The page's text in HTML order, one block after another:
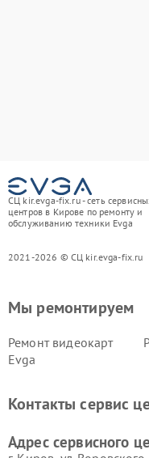
СЦ kir.evga-fix.ru - сеть
центров в Кирове по ремонту и
обслуживанию техники Evga
2021-2026 © СЦ kir.evga-fix.ru
Мы ремонтируем
Ремонт видеокарт
Evga
Контакты сервис
Адрес сервисного